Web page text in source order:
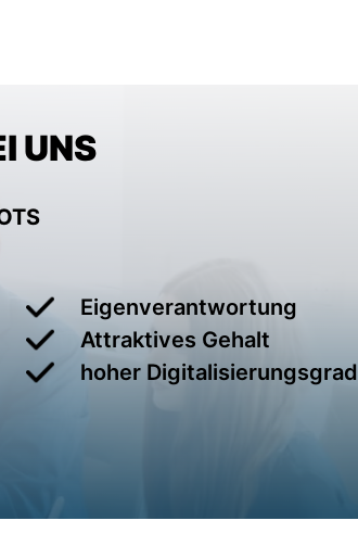
UNS
Eigenverantwortung
Attraktives Gehalt
hoher Digitalisierungsgrad